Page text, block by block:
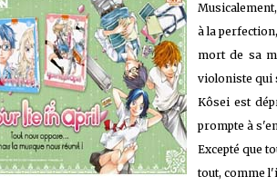
tant que Partenaire Amazon, je réalise un bénéfice
à la
mort de sa
violoniste qui
Kôsei est
prompte à
Excepté que
tout, comme